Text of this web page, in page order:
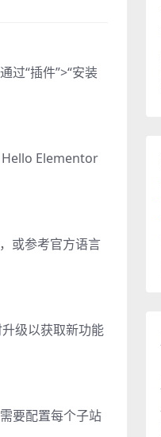
过“插件”>“安装
Hello Elementor
或参考官方语言
级以获取新功能
要配置每个子站